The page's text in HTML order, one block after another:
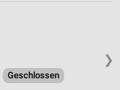
❯
Geschlossen